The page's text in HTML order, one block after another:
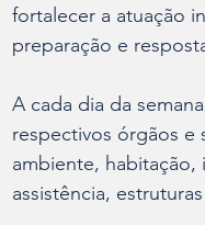
fortalecer a atuação
preparação e
A cada dia da
respectivos órgãos e
ambiente, habitação,
assistência,